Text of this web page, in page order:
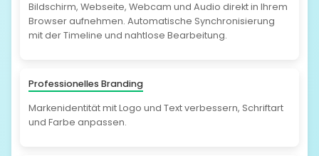
Bildschirm, Webseite, Webcam und Audio direkt in Ihrem
Browser aufnehmen. Automatische Synchronisierung
mit der Timeline und nahtlose Bearbeitung.
Professionelles Branding
Markenidentität mit Logo und Text verbessern, Schriftart
und Farbe anpassen.